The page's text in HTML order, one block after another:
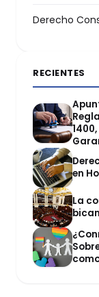
Derecho
RECIENTES
en
La